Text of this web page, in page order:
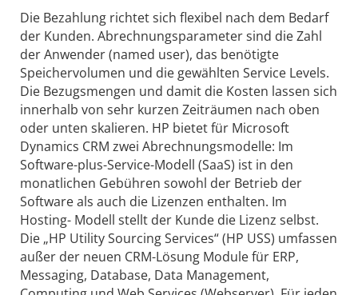
Die Bezahlung richtet sich flexibel nach dem Bedarf
der Kunden. Abrechnungsparameter sind die Zahl
der Anwender (named user), das benötigte
Speichervolumen und die gewählten Service Levels.
Die Bezugsmengen und damit die Kosten lassen sich
innerhalb von sehr kurzen Zeiträumen nach oben
oder unten skalieren. HP bietet für Microsoft
Dynamics CRM zwei Abrechnungsmodelle: Im
Software-plus-Service-Modell (SaaS) ist in den
monatlichen Gebühren sowohl der Betrieb der
Software als auch die Lizenzen enthalten. Im
Hosting- Modell stellt der Kunde die Lizenz selbst.
Die „HP Utility Sourcing Services“ (HP USS) umfassen
außer der neuen CRM-Lösung Module für ERP,
Messaging, Database, Data Management,